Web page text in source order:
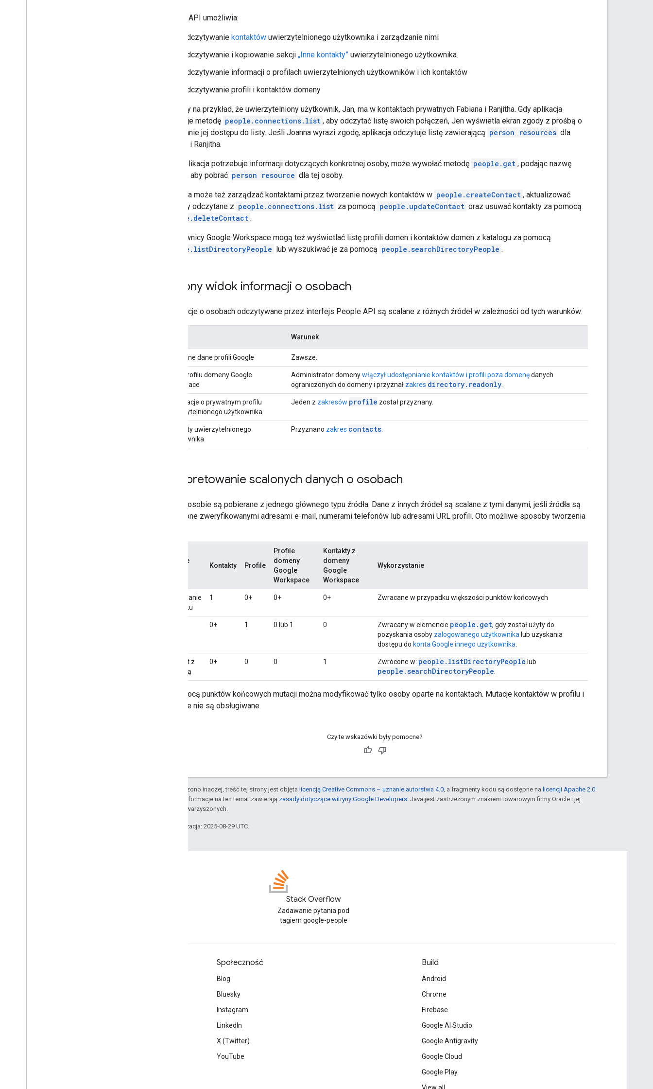
People API umożliwia:
Odczytywanie kontaktów uwierzytelnionego użytkownika i zarządzanie nimi
Odczytywanie i kopiowanie sekcji „Inne kontakty” uwierzytelnionego użytkownika.
Odczytywanie informacji o profilach uwierzytelnionych użytkowników i ich kontaktów
Odczytywanie profili i kontaktów domeny
Załóżmy na przykład, że uwierzytelniony użytkownik, Jan, ma w kontaktach prywatnych Fabiana i Ranjitha. Gdy aplikacja
wywołuje metodę people.connections.list , aby odczytać listę swoich połączeń, Jen wyświetla ekran zgody z prośbą o
przyznanie jej dostępu do listy. Jeśli Joanna wyrazi zgodę, aplikacja odczytuje listę zawierającą person resources dla
Fabiana i Ranjitha.
Jeśli aplikacja potrzebuje informacji dotyczących konkretnej osoby, może wywołać metodę people.get , podając nazwę
zasobu, aby pobrać person resource dla tej osoby.
Aplikacja może też zarządzać kontaktami przez tworzenie nowych kontaktów w people.createContact , aktualizować
kontakty odczytane z people.connections.list za pomocą people.updateContact oraz usuwać kontakty za pomocą
people.deleteContact .
Użytkownicy Google Workspace mogą też wyświetlać listę profili domen i kontaktów domen z katalogu za pomocą
people.listDirectoryPeople lub wyszukiwać je za pomocą people.searchDirectoryPeople .
Scalony widok informacji o osobach
Informacje o osobach odczytywane przez interfejs People API są scalane z różnych źródeł w zależności od tych warunków:
Warunek
Publiczne dane profili Google Zawsze.
Dane profilu domeny Google
Workspace
Administrator domenywłączył udostępnianie kontaktów i profili poza domenędanych
ograniczonych do domeny i przyznał zakres directory.readonly
Informacje o prywatnym profilu
uwierzytelnionego użytkownika
Jeden z zakresów profile został przyznany.
Kontakty uwierzytelnionego
użytkownika
Przyznano zakres contacts
Interpretowanie scalonych danych o osobach
Dane o osobie są pobierane z jednego głównego typu źródła. Dane z innych źródeł są scalane z tymi danymi, jeśli źródła są
połączone zweryfikowanymi adresami e-mail, numerami telefonów lub adresami URL profili. Oto możliwe sposoby tworzenia
Główne
Kontakty Profile
Profile
domeny
Google
Workspace
Kontakty z
domeny
Google
Workspace
Wykorzystanie
Nawiązanie
kontaktu
1 0+ 0+ 0+ Zwracane w przypadku większości punktów końcowych
0+ 1 0 lub 1 0 Zwracany w elemencie people.get, gdy został użyty do
pozyskania osoby zalogowanego użytkownika lub uzyskania
dostępu do konta Google innego użytkownika
Kontakt z
domeną
0+ 0 0 1 Zwrócone w: people.listDirectoryPeople lub
people.searchDirectoryPeople
Za pomocą punktów końcowych mutacji można modyfikować tylko osoby oparte na kontaktach. Mutacje kontaktów w profilu i
domenie nie są obsługiwane.
Czy te wskazówki były pomocne?
O ile nie stwierdzono inaczej, treść tej strony jest objęta licencją Creative Commons – uznanie autorstwa 4.0 , a fragmenty kodu są dostępne na licencji Apache 2.0
Szczegółowe informacje na ten temat zawierają zasady dotyczące witryny Google Developers . Java jest zastrzeżonym znakiem towarowym firmy Oracle i jej
podmiotów stowarzyszonych.
Ostatnia aktualizacja: 2025-08-29 UTC.
Stack Overflow
Zadawanie pytania pod
tagiem google-people
Społeczność
Blog
Bluesky
Instagram
LinkedIn
X (Twitter)
YouTube
Build
Android
Chrome
Firebase
Google AI Studio
Google Antigravity
Google Cloud
Google Play